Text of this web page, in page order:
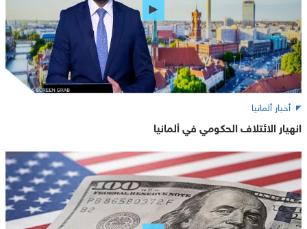
أخبار ألمانيا
انهيار الائتلاف الحكومي في ألمانيا